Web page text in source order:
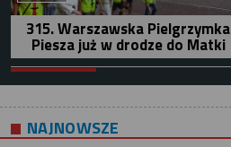
315. Warszawska Pielgrzymka
Piesza już w drodze do Matki
NAJNOWSZE